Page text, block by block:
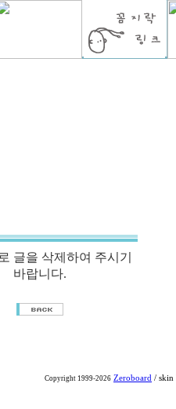
글을 삭제하여 주시기
바랍니다.
Copyright 1999-2026 Zeroboard / skin